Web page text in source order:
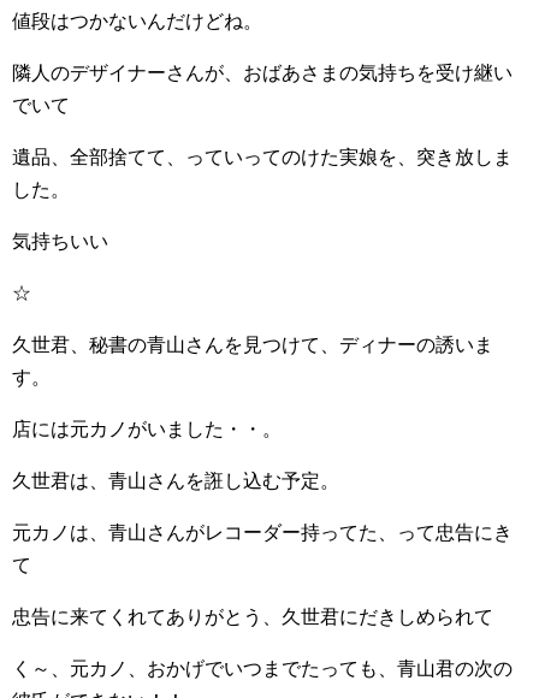
値段はつかないんだけどね。
隣人のデザイナーさんが、おばあさまの気持ちを受け継い
でいて
遺品、全部捨てて、っていってのけた実娘を、突き放しま
した。
気持ちいい
☆
久世君、秘書の青山さんを見つけて、ディナーの誘いま
す。
店には元カノがいました・・。
久世君は、青山さんを誑し込む予定。
元カノは、青山さんがレコーダー持ってた、って忠告にき
て
忠告に来てくれてありがとう、久世君にだきしめられて
く～、元カノ、おかげでいつまでたっても、青山君の次の